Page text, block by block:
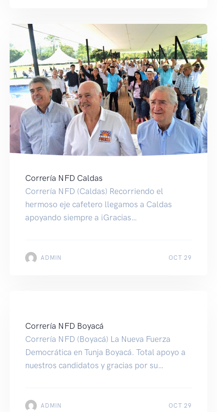
Correría NFD Caldas
Correría NFD (Caldas) Recorriendo el
hermoso eje cafetero llegamos a Caldas
apoyando siempre a ¡Gracias
ADMIN OCT 29
Correría NFD Boyacá
Correría NFD (Boyacá) La Nueva Fuerza
Democrática en Tunja Boyacá. Total apoyo a
nuestros candidatos y gracias por su
ADMIN OCT 29